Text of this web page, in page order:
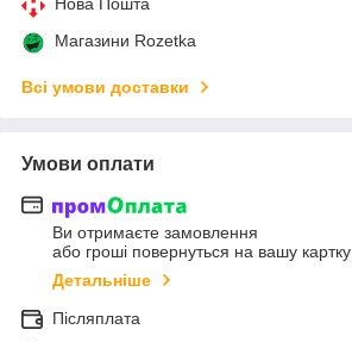
Магазини Rozetka
Всі умови доставки
Умови оплати
Ви отримаєте замовлення
або гроші повернуться на вашу картку
Детальніше
Післяплата